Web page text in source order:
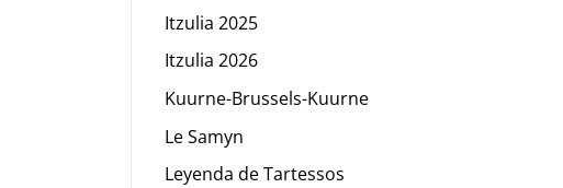
Itzulia 2025
Itzulia 2026
Kuurne-Brussels-Kuurne
Le Samyn
Leyenda de Tartessos